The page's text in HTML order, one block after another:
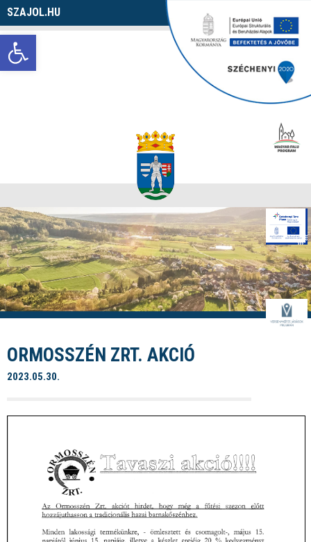
Eszköztár megnyitása
SZAJOL.HU
ORMOSSZÉN ZRT. AKCIÓ
2023.05.30.